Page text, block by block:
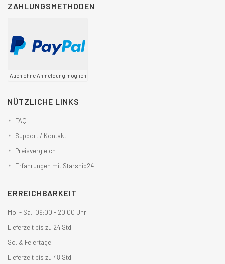
ZAHLUNGSMETHODEN
Auch ohne Anmeldung möglich
NÜTZLICHE LINKS
FAQ
Support / Kontakt
Preisvergleich
Erfahrungen mit Starship24
ERREICHBARKEIT
Mo. - Sa.: 09:00 - 20:00 Uhr
Lieferzeit bis zu 24 Std.
So. & Feiertage:
Lieferzeit bis zu 48 Std.